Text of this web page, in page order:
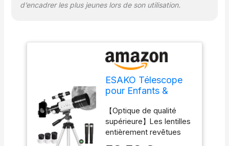
science chez les
L'adaptateur de
téléphone vous permet
de connecter votre
téléphone au télescope
pour prendre des photos
ou des vidéos de
scènes éloignées. Le
filtre lunaire peut réduire
l'éblouissement, la
d’encadrer les plus jeunes lors de son utilisation.
ESAKO Télescope
pour Enfants &
Télescopes
réfracteurs
Astronomiques avec
【Optique de qualité
supérieure】Les lentilles
entièrement revêtues